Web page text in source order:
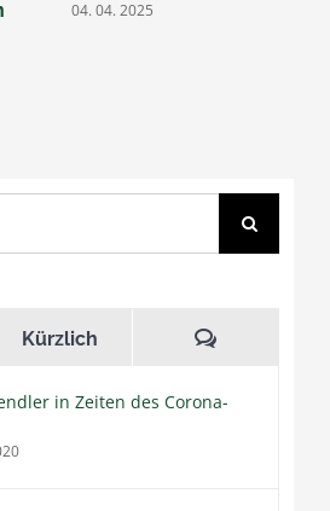
04. 04. 2025
Kürzlich
in Zeiten des Corona-